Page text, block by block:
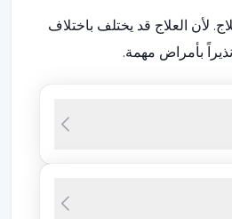
لأن العلاج قد يختلف باختلاف
بأمراض مهمة.